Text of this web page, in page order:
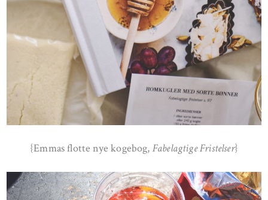
{Emmas flotte nye kogebog, Fabelagtige Fristelser}